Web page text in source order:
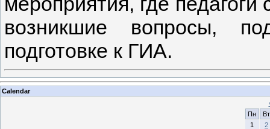
возникшие вопросы,
подготовке к ГИА.
Calendar
Пн
Вт
1
2